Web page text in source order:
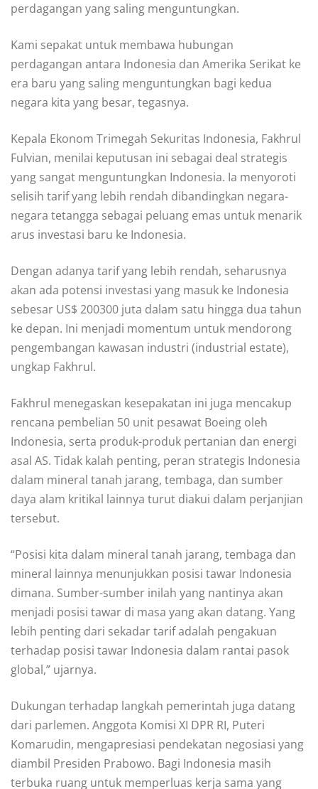
perdagangan yang saling menguntungkan.
Kami sepakat untuk membawa hubungan
perdagangan antara Indonesia dan Amerika Serikat ke
era baru yang saling menguntungkan bagi kedua
negara kita yang besar, tegasnya.
Kepala Ekonom Trimegah Sekuritas Indonesia, Fakhrul
Fulvian, menilai keputusan ini sebagai deal strategis
yang sangat menguntungkan Indonesia. Ia menyoroti
selisih tarif yang lebih rendah dibandingkan negara-
negara tetangga sebagai peluang emas untuk menarik
arus investasi baru ke Indonesia.
Dengan adanya tarif yang lebih rendah, seharusnya
akan ada potensi investasi yang masuk ke Indonesia
sebesar US$ 200300 juta dalam satu hingga dua tahun
ke depan. Ini menjadi momentum untuk mendorong
pengembangan kawasan industri (industrial estate),
ungkap Fakhrul.
Fakhrul menegaskan kesepakatan ini juga mencakup
rencana pembelian 50 unit pesawat Boeing oleh
Indonesia, serta produk-produk pertanian dan energi
asal AS. Tidak kalah penting, peran strategis Indonesia
dalam mineral tanah jarang, tembaga, dan sumber
daya alam kritikal lainnya turut diakui dalam perjanjian
tersebut.
“Posisi kita dalam mineral tanah jarang, tembaga dan
mineral lainnya menunjukkan posisi tawar Indonesia
dimana. Sumber-sumber inilah yang nantinya akan
menjadi posisi tawar di masa yang akan datang. Yang
lebih penting dari sekadar tarif adalah pengakuan
terhadap posisi tawar Indonesia dalam rantai pasok
global,” ujarnya.
Dukungan terhadap langkah pemerintah juga datang
dari parlemen. Anggota Komisi XI DPR RI, Puteri
Komarudin, mengapresiasi pendekatan negosiasi yang
diambil Presiden Prabowo. Bagi Indonesia masih
terbuka ruang untuk memperluas kerja sama yang